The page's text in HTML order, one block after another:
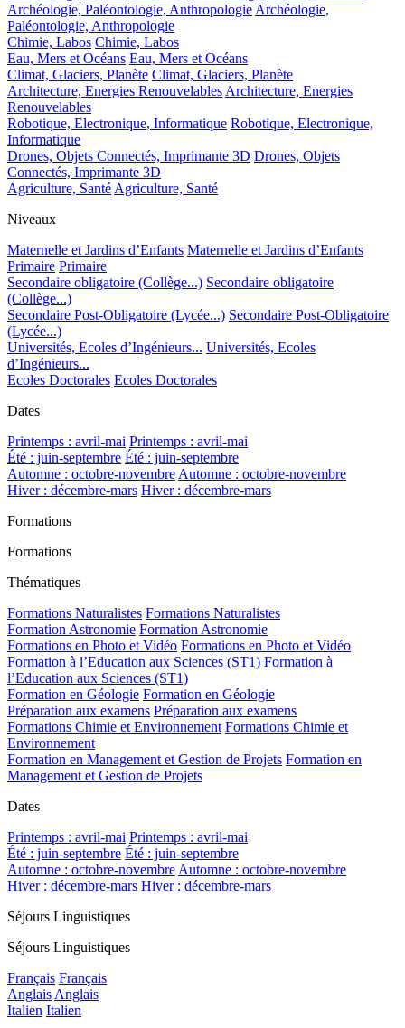
Archéologie, Paléontologie, AnthropologieArchéologie,
Paléontologie, Anthropologie
Chimie, Labos Chimie, Labos
Eau, Mers et Océans Eau, Mers et Océans
Climat, Glaciers, Planète Climat, Glaciers, Planète
Architecture, Energies RenouvelablesArchitecture, Energies
Renouvelables
Robotique, Electronique, Informatique Robotique, Electronique,
Informatique
Drones, Objets Connectés, Imprimante 3D Drones, Objets
Connectés, Imprimante 3D
Agriculture, SantéAgriculture, Santé
Niveaux
Maternelle et Jardins d’Enfants Maternelle et Jardins d’Enfants
Primaire Primaire
Secondaire obligatoire (Collège...) Secondaire obligatoire
(Collège...)
Secondaire Post-Obligatoire (Lycée...) Secondaire Post-Obligatoire
(Lycée...)
Universités, Ecoles d’Ingénieurs... Universités, Ecoles
d’Ingénieurs...
Ecoles Doctorales Ecoles Doctorales
Dates
Printemps : avril-mai Printemps : avril-mai
Été : juin-septembre Été : juin-septembre
Automne : octobre-novembreAutomne : octobre-novembre
Hiver : décembre-mars Hiver : décembre-mars
Formations
Formations
Thématiques
Formations Naturalistes Formations Naturalistes
Formation Astronomie Formation Astronomie
Formations en Photo et Vidéo Formations en Photo et Vidéo
Formation à l’Education aux Sciences (ST1) Formation à
l’Education aux Sciences (ST1)
Formation en Géologie Formation en Géologie
Préparation aux examens Préparation aux examens
Formations Chimie et Environnement Formations Chimie et
Environnement
Formation en Management et Gestion de Projets Formation en
Management et Gestion de Projets
Dates
Printemps : avril-mai Printemps : avril-mai
Été : juin-septembre Été : juin-septembre
Automne : octobre-novembreAutomne : octobre-novembre
Hiver : décembre-mars Hiver : décembre-mars
Séjours Linguistiques
Séjours Linguistiques
Français Français
AnglaisAnglais
Italien Italien